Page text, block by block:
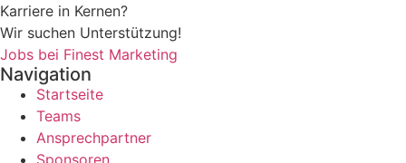
Karriere in Kernen?
Wir suchen Unterstützung!
Jobs bei Finest Marketing
Navigation
Startseite
Teams
Ansprechpartner
Sponsoren